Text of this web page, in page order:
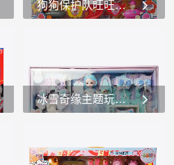
神”，包装上展示了多种颜色
狗狗保护队旺旺队模型玩具礼盒套装救援队玩具
冰雪奇缘主题玩具儿童创意玩具玩偶女孩玩具
偶：套装的中心是一个穿着